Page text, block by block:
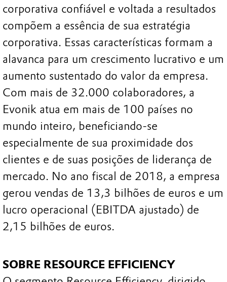
corporativa confiável e voltada a resultados
compõem a essência de sua estratégia
corporativa. Essas características formam a
alavanca para um crescimento lucrativo e um
aumento sustentado do valor da empresa.
Com mais de 32.000 colaboradores, a
Evonik atua em mais de 100 países no
mundo inteiro, beneficiando-se
especialmente de sua proximidade dos
clientes e de suas posições de liderança de
mercado. No ano fiscal de 2018, a empresa
gerou vendas de 13,3 bilhões de euros e um
lucro operacional (EBITDA ajustado) de
2,15 bilhões de euros.
SOBRE RESOURCE EFFICIENCY